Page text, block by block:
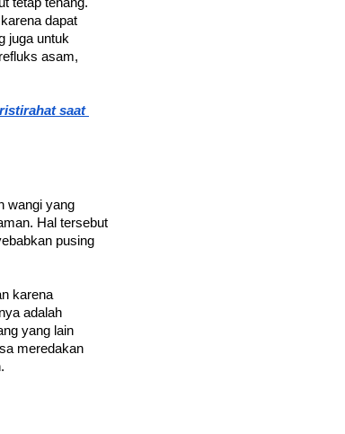
dapat
juga untuk
asam,
saat
wangi yang
Hal tersebut
pusing
karena
adalah
yang lain
meredakan